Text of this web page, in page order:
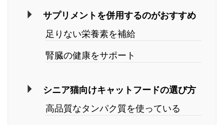
サプリメントを併用するのがおすすめ
足りない栄養素を補給
腎臓の健康をサポート
シニア猫向けキャットフードの選び方
高品質なタンパク質を使っている